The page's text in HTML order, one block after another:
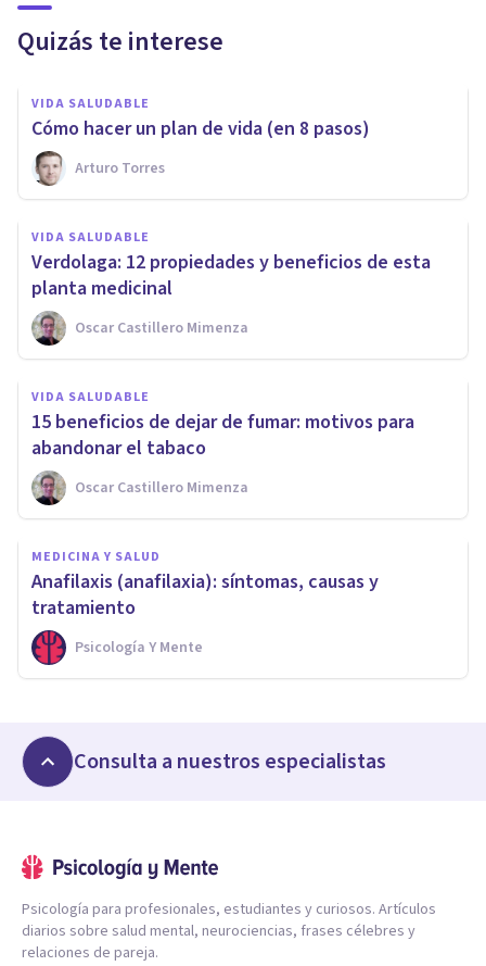
Quizás te interese
VIDA SALUDABLE
Cómo hacer un plan de vida (en 8 pasos)
Arturo Torres
VIDA SALUDABLE
Verdolaga: 12 propiedades y beneficios de esta
planta medicinal
Oscar Castillero Mimenza
VIDA SALUDABLE
15 beneficios de dejar de fumar: motivos para
abandonar el tabaco
Oscar Castillero Mimenza
MEDICINA Y SALUD
Anafilaxis (anafilaxia): síntomas, causas y
tratamiento
Psicología Y Mente
Consulta a nuestros especialistas
Psicología para profesionales, estudiantes y curiosos. Artículos
diarios sobre salud mental, neurociencias, frases célebres y
relaciones de pareja.